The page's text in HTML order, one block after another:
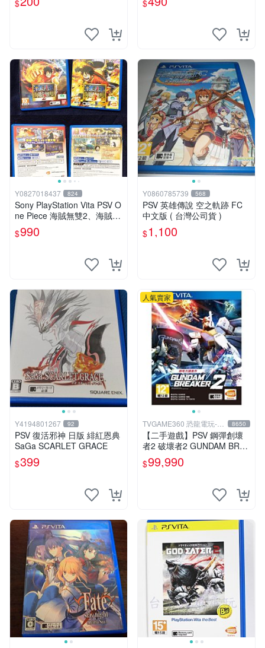
$
$
Y0827018437 824
Sony PlayStation Vita PSV O
ne Piece 海賊無雙2、海賊無
雙3 中文版
$990
Y0860785739 568
PSV 英雄傳說 空之軌跡 FC
中文版 ( 台灣公司貨 )
$1,100
Y4194801267 92
PSV 復活邪神 日版 緋紅恩典
SaGa SCARLET GRACE
$399
人氣賣家
TVGAME360 恐龍電玩-台
中店
8650
【二手遊戲】PSV 鋼彈創壞
者2 破壞者2 GUNDAM BREA
KER 2 中文版【台中恐龍電
玩】
$99,990